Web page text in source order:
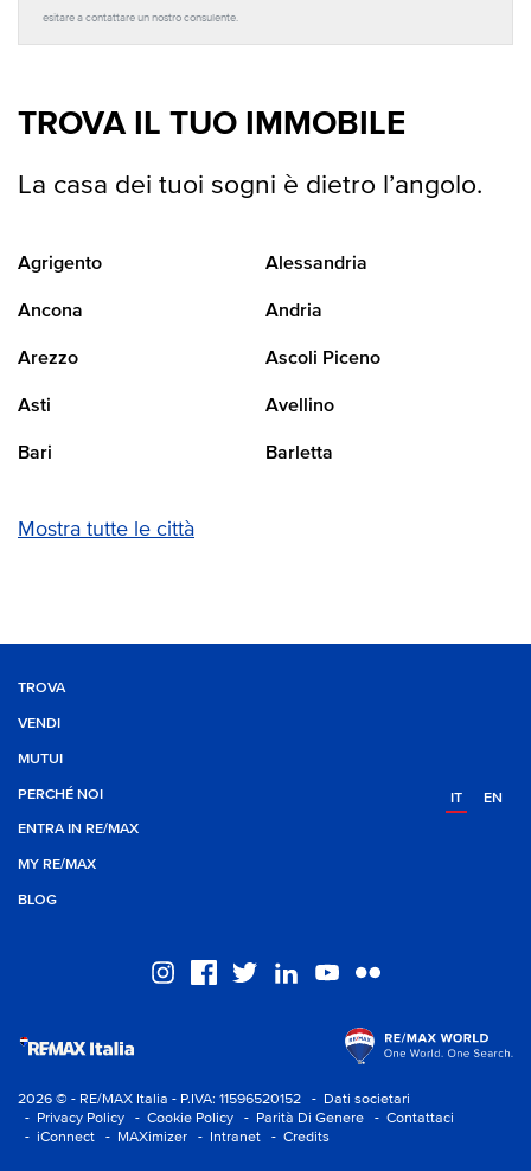
esitare a contattare un nostro consulente.
TROVA IL TUO IMMOBILE
La casa dei tuoi sogni è dietro l’angolo.
Agrigento Alessandria
Ancona Andria
Arezzo Ascoli Piceno
Asti Avellino
Bari Barletta
Mostra tutte le città
TROVA
VENDI
MUTUI
PERCHÉ NOI
ENTRA IN RE/MAX
MY RE/MAX
BLOG
IT EN
2026 © - RE/MAX Italia - P.IVA: 11596520152
- Dati societari
- Privacy Policy
- Cookie Policy - Parità Di Genere
- Contattaci
- iConnect
- MAXimizer - Intranet - Credits